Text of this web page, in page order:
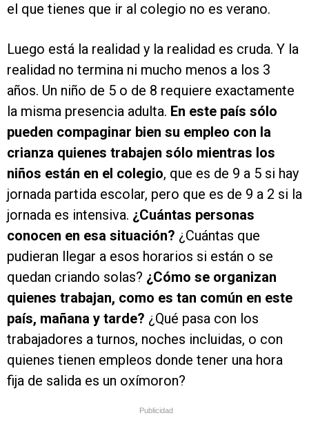
el que tienes que ir al colegio no es verano.
Luego está la realidad y la realidad es cruda. Y la
realidad no termina ni mucho menos a los 3
años. Un niño de 5 o de 8 requiere exactamente
la misma presencia adulta. En este país sólo
pueden compaginar bien su empleo con la
crianza quienes trabajen sólo mientras los
niños están en el colegio, que es de 9 a 5 si hay
jornada partida escolar, pero que es de 9 a 2 si la
jornada es intensiva. ¿Cuántas personas
conocen en esa situación? ¿Cuántas que
pudieran llegar a esos horarios si están o se
quedan criando solas? ¿Cómo se organizan
quienes trabajan, como es tan común en este
país, mañana y tarde? ¿Qué pasa con los
trabajadores a turnos, noches incluidas, o con
quienes tienen empleos donde tener una hora
fija de salida es un oxímoron?
Publicidad